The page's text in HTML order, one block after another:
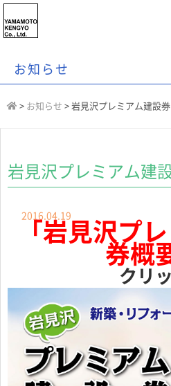
お知らせ
> お知らせ > 岩見沢プレミアム建設
岩見沢プレミアム建
2016.04.19
「岩見沢プ
券概
クリ